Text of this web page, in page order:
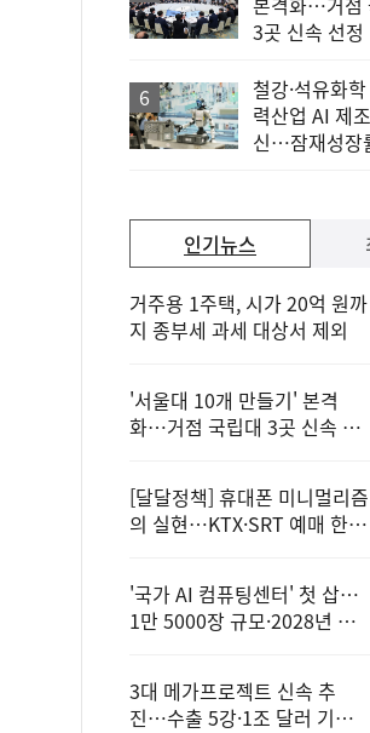
3곳 신속 선정
철강·석유화
력산업 AI 제
신…잠재성장
인기뉴스
거주용 1주택, 시가 20억 원까
지 종부세 과세 대상서 제외
'서울대 10개 만들기' 본격
화…거점 국립대 3곳 신속 선
[달달정책] 휴대폰 미니멀리즘
의 실현…KTX·SRT 예매 한
'국가 AI 컴퓨팅센터' 첫 삽…
1만 5000장 규모·2028년 완
3대 메가프로젝트 신속 추
진…수출 5강·1조 달러 기반